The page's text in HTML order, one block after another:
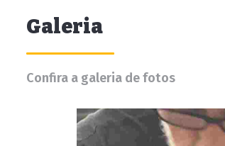
Galeria
Confira a galeria de fotos